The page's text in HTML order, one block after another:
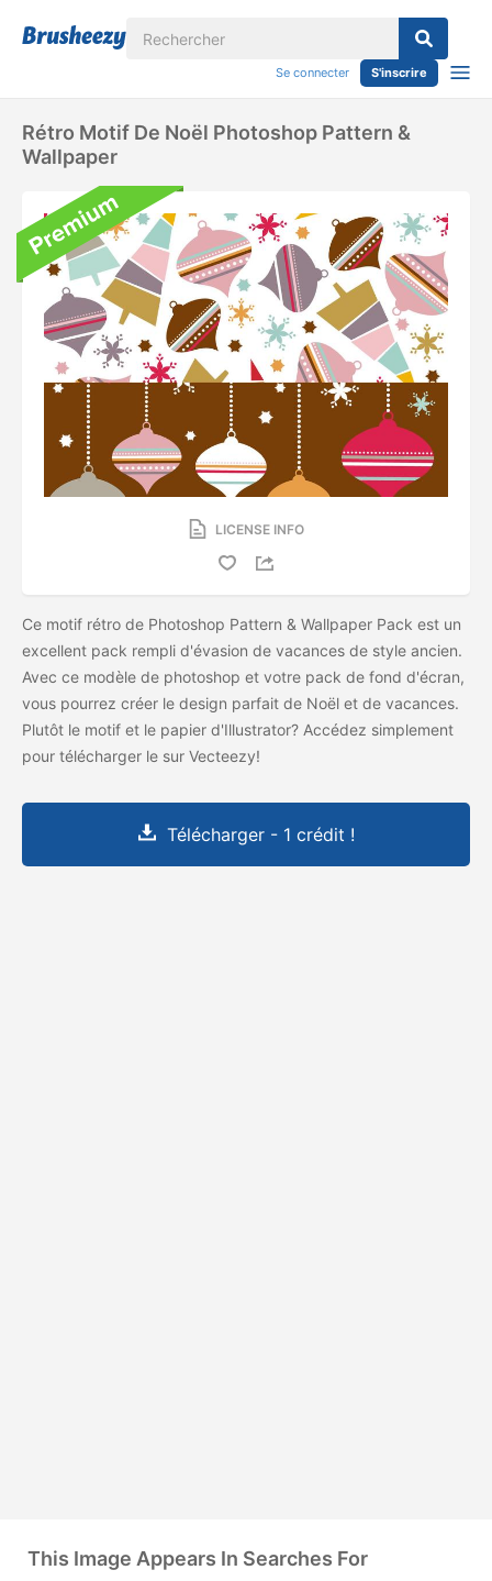
Se connecter S'inscrire
Rétro Motif De Noël Photoshop Pattern &
Wallpaper
LICENSE INFO
Ce motif rétro de Photoshop Pattern & Wallpaper Pack est un
excellent pack rempli d'évasion de vacances de style ancien.
Avec ce modèle de photoshop et votre pack de fond d'écran,
vous pourrez créer le design parfait de Noël et de vacances.
Plutôt le motif et le papier d'Illustrator? Accédez simplement
pour télécharger le sur Vecteezy!
Télécharger - 1 crédit !
This Image Appears In Searches For